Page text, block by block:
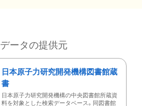
データの提供元
日本原子力研究開発機構図書館蔵
書
日本原子力研究開発機構の中央図書館所蔵資
料を対象とした検索データベース。同図書館